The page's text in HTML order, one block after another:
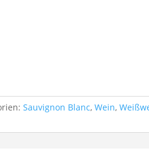
Sauvignon Blanc,Wein,